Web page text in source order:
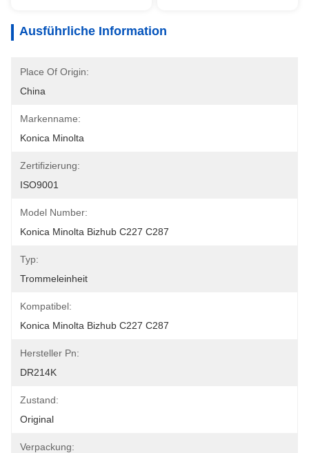
Ausführliche Information
Place Of Origin:
China
Markenname:
Konica Minolta
Zertifizierung:
ISO9001
Model Number:
Konica Minolta Bizhub C227 C287
Typ:
Trommeleinheit
Kompatibel:
Konica Minolta Bizhub C227 C287
Hersteller Pn:
DR214K
Zustand:
Original
Verpackung: